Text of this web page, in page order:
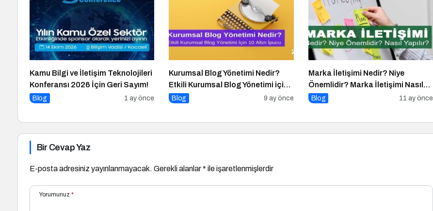
Kamu Bilgi ve İletişim Teknolojileri
Konferansı 2026 İçin Geri Sayım!
Blog 1 ay önce
Kurumsal Blog Yönetimi Nedir?
Etkili Kurumsal Blog Yönetimi için
10 Altın İpucu
Blog 9 ay önce
Marka İletişimi Nedir? Niye
Önemlidir? Marka İletişimi Nasıl
Yapılır?
Blog 11 ay önce
Bir Cevap Yaz
E-posta adresiniz yayınlanmayacak. Gerekli alanlar* ile işaretlenmişlerdir
Yorumunuz *